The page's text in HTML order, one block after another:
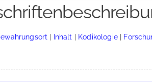
| Inhalt | Kodikologie|